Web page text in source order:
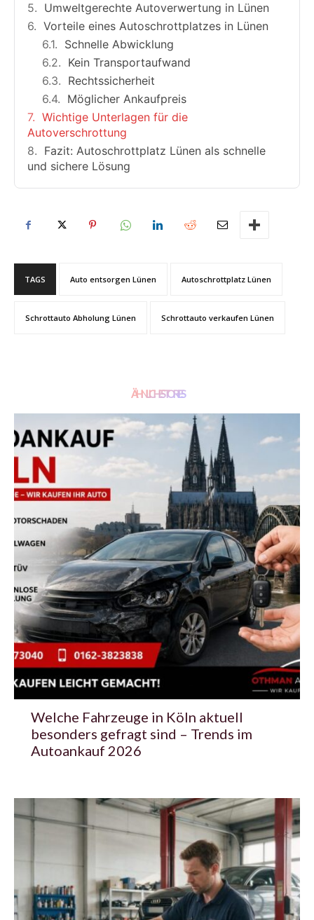
Umweltgerechte Autoverwertung in Lünen
Vorteile eines Autoschrottplatzes in Lünen
Schnelle Abwicklung
Kein Transportaufwand
Rechtssicherheit
Möglicher Ankaufpreis
Wichtige Unterlagen für die
Autoverschrottung
Fazit: Autoschrottplatz Lünen als schnelle
und sichere Lösung
TAGS Auto entsorgen Lünen Autoschrottplatz Lünen
Schrottauto Abholung Lünen Schrottauto verkaufen Lünen
ÄHNLICHE STORIES
Welche Fahrzeuge in Köln aktuell
besonders gefragt sind – Trends im
Autoankauf 2026